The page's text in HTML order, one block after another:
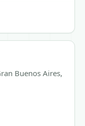
Buenos Aires,